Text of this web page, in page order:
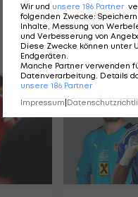
Wir und unsere 186 Partner
folgenden Zwecke:
Inhalte, Messung von
und Verbesserung von
Diese Zwecke können unter
Endgeräten
Manche Partner verwenden
Datenverarbeitung. Details
unsere 186 Partner
Impressum|